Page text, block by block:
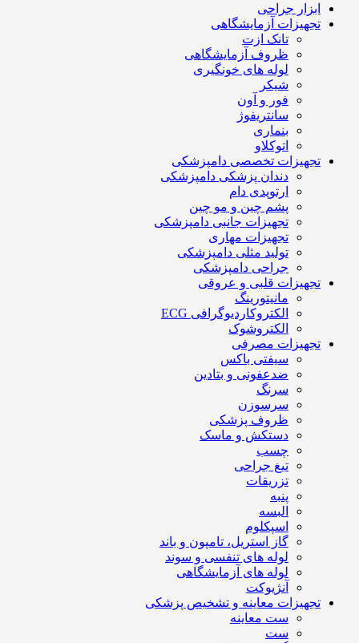
ابزار جراحی
تجهیزات آزمایشگاهی
تانک ازت
ظروف آزمایشگاهی
لوله های خونگیری
شیکر
فور و آون
سانتریفوژ
بنماری
اتوکلاو
تجهیزات تخصصی دامپزشکی
دندان پزشکی دامپزشکی
ارتوپدی دام
پشم چین و مو چین
تجهیزات جانبی دامپزشکی
تجهیزات مهاری
تولید مثلی دامپزشکی
جراحی دامپزشکی
تجهیزات قلبی و عروقی
مانیتورینگ
الکتروکاردیوگرافی ECG
الکتروشوک
تجهیزات مصرفی
سیفتی باکس
ضدعفونی و بتادین
سرنگ
سرسوزن
ظروف پزشکی
دستکش و ماسک
چسب
تیغ جراحی
تزریقات
پنبه
البسه
اسپکلوم
گاز استریل، تامپون و باند
لوله های تنفسی و سوند
لوله های آزمایشگاهی
آنژیوکت
تجهیزات معاینه و تشخیص پزشکی
ست معاینه
ست